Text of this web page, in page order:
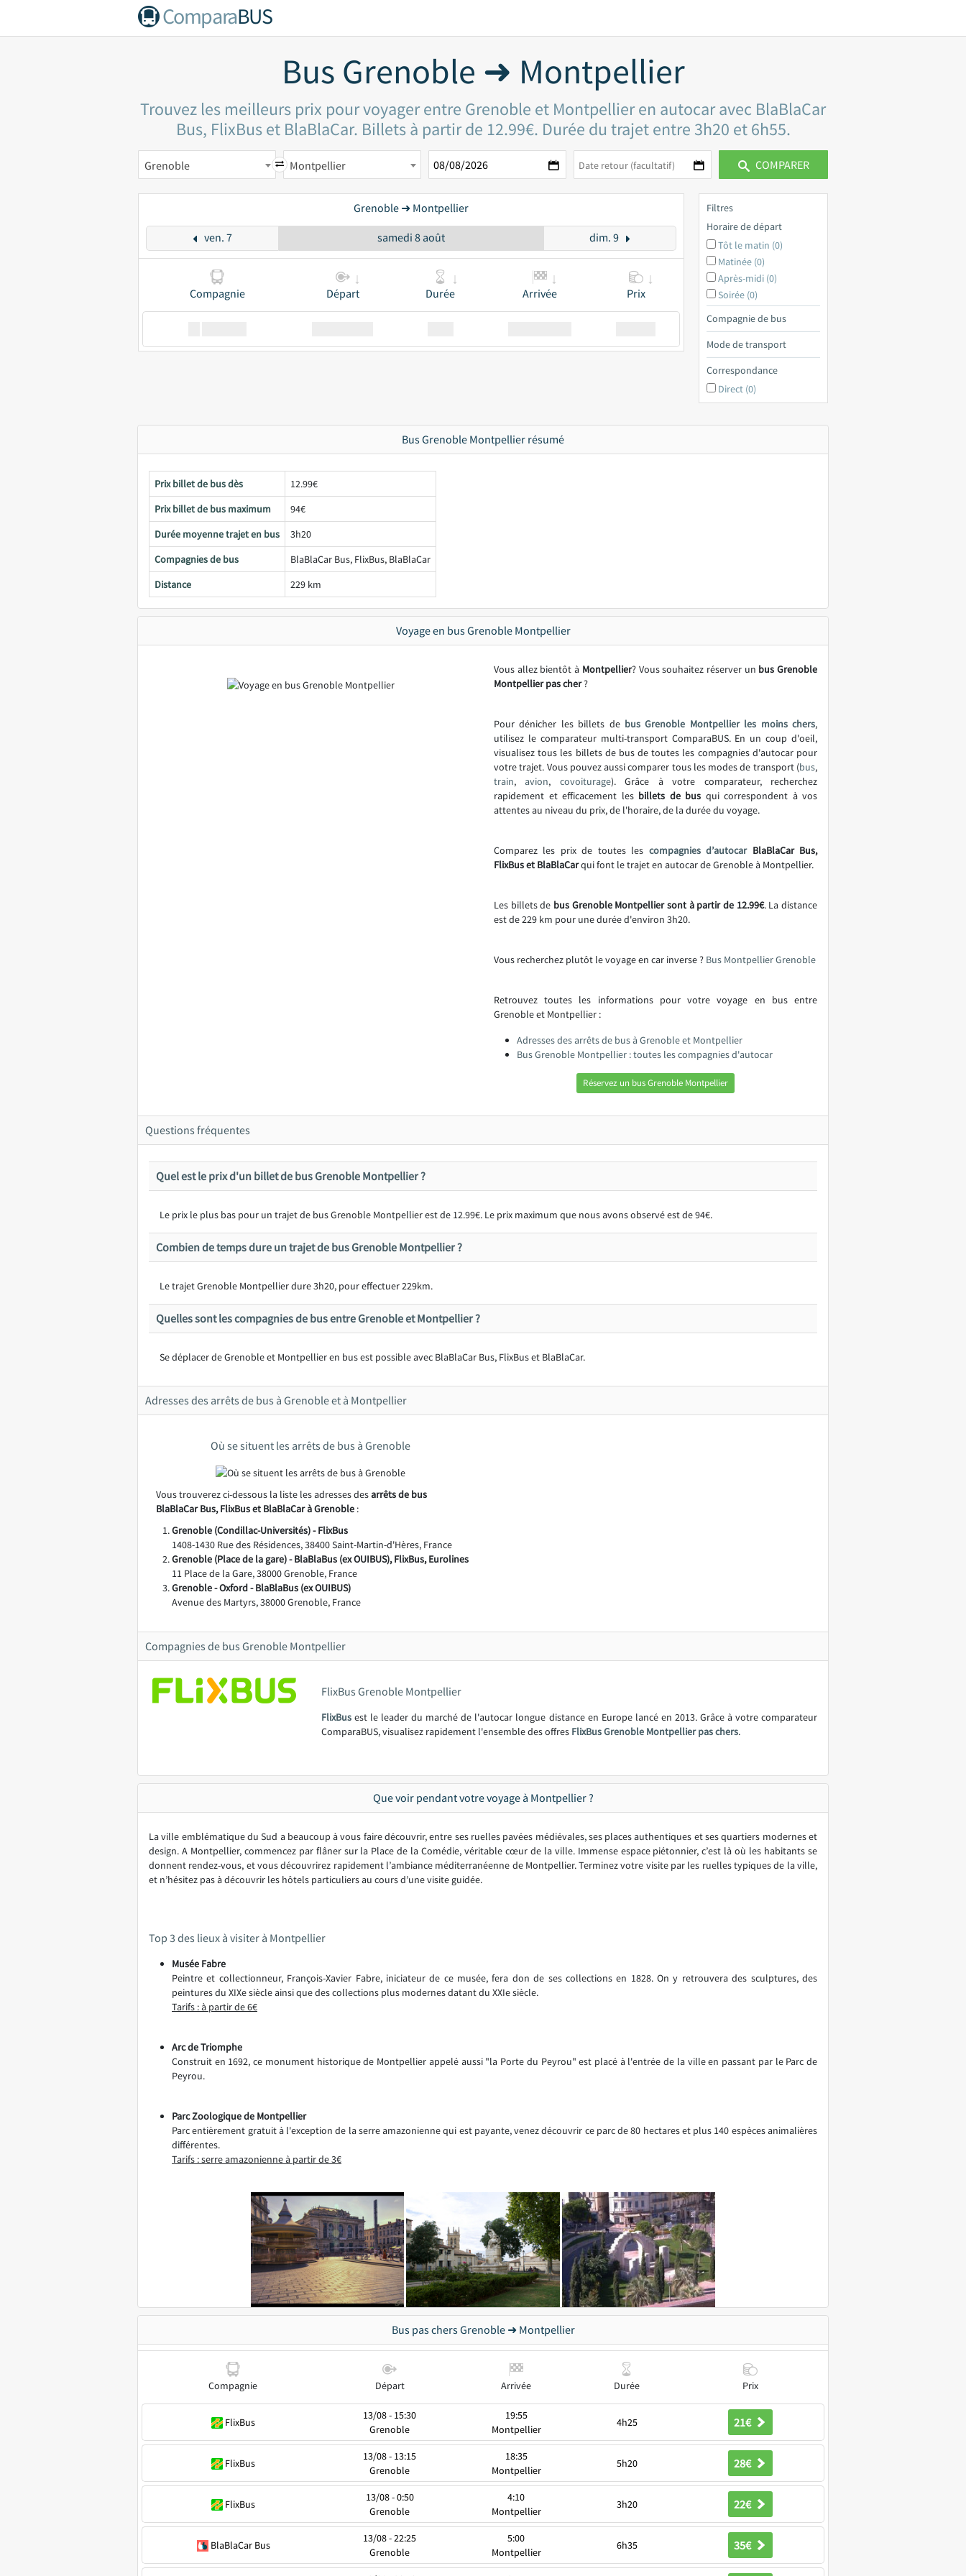
ComparaBUS
Bus Grenoble ➜ Montpellier
Trouvez les meilleurs prix pour voyager entre Grenoble et Montpellier en autocar avec BlaBlaCar
Bus, FlixBus et BlaBlaCar. Billets à partir de 12.99€. Durée du trajet entre 3h20 et 6h55.
Grenoble Montpellier COMPARER
Grenoble ➜ Montpellier
ven. 7 samedi 8 août dim. 9
Compagnie Départ Durée Arrivée Prix
Filtres
Horaire de départ
Tôt le matin (0)
Matinée (0)
Après-midi (0)
Soirée (0)
Compagnie de bus
Mode de transport
Correspondance
Direct (0)
Bus Grenoble Montpellier résumé
Prix billet de bus dès
12.99€
Prix billet de bus maximum
94€
Durée moyenne trajet en bus
3h20
Compagnies de bus
BlaBlaCar Bus, FlixBus, BlaBlaCar
Distance
229 km
Voyage en bus Grenoble Montpellier
Vous allez bientôt à Montpellier? Vous souhaitez réserver un bus Grenoble
Montpellier pas cher?
Pour dénicher les billets de bus Grenoble Montpellier les moins chers,
utilisez le comparateur multi-transport ComparaBUS. En un coup d'oeil,
visualisez tous les billets de bus de toutes les compagnies d'autocar pour
votre trajet. Vous pouvez aussi comparer tous les modes de transport (bus,
train,avion, covoiturage). Grâce à votre comparateur, recherchez
rapidement et efficacement les billets de bus qui correspondent à vos
attentes au niveau du prix, de l'horaire, de la durée du voyage.
Comparez les prix de toutes les compagnies d’autocarBlaBlaCar Bus,
FlixBus et BlaBlaCarqui font le trajet en autocar de Grenoble à Montpellier.
Les billets de bus Grenoble Montpellier sont à partir de 12.99€. La distance
est de 229 km pour une durée d'environ 3h20.
Vous recherchez plutôt le voyage en car inverse ? Bus Montpellier Grenoble
Retrouvez toutes les informations pour votre voyage en bus entre
Grenoble et Montpellier :
Adresses des arrêts de bus à Grenoble et Montpellier
Bus Grenoble Montpellier : toutes les compagnies d'autocar
Réservez un bus Grenoble Montpellier
Questions fréquentes
Quel est le prix d'un billet de bus Grenoble Montpellier ?
Le prix le plus bas pour un trajet de bus Grenoble Montpellier est de 12.99€. Le prix maximum que nous avons observé est de 94€.
Combien de temps dure un trajet de bus Grenoble Montpellier ?
Le trajet Grenoble Montpellier dure 3h20, pour effectuer 229km.
Quelles sont les compagnies de bus entre Grenoble et Montpellier ?
Se déplacer de Grenoble et Montpellier en bus est possible avec BlaBlaCar Bus, FlixBus et BlaBlaCar.
Adresses des arrêts de bus à Grenoble et à Montpellier
Où se situent les arrêts de bus à Grenoble
Vous trouverez ci-dessous la liste les adresses desarrêts de bus
BlaBlaCar Bus, FlixBus et BlaBlaCar à Grenoble :
Grenoble (Condillac-Universités) - FlixBus
1408-1430 Rue des Résidences, 38400 Saint-Martin-d'Hères, France
Grenoble (Place de la gare) - BlaBlaBus (ex OUIBUS), FlixBus, Eurolines
11 Place de la Gare, 38000 Grenoble, France
Grenoble - Oxford - BlaBlaBus (ex OUIBUS)
Avenue des Martyrs, 38000 Grenoble, France
Compagnies de bus Grenoble Montpellier
FlixBus Grenoble Montpellier
FlixBus est le leader du marché de l'autocar longue distance en Europe lancé en 2013. Grâce à votre comparateur
ComparaBUS, visualisez rapidement l'ensemble des offres FlixBus Grenoble Montpellier pas chers.
Que voir pendant votre voyage à Montpellier ?
La ville emblématique du Sud a beaucoup à vous faire découvrir, entre ses ruelles pavées médiévales, ses places authentiques et ses quartiers modernes et
design. A Montpellier, commencez par flâner sur la Place de la Comédie, véritable cœur de la ville. Immense espace piétonnier, c’est là où les habitants se
donnent rendez-vous, et vous découvrirez rapidement l’ambiance méditerranéenne de Montpellier. Terminez votre visite par les ruelles typiques de la ville,
et n’hésitez pas à découvrir les hôtels particuliers au cours d’une visite guidée.
Top 3 des lieux à visiter à Montpellier
Musée Fabre
Peintre et collectionneur, François-Xavier Fabre, iniciateur de ce musée, fera don de ses collections en 1828. On y retrouvera des sculptures, des
peintures du XIXe siècle ainsi que des collections plus modernes datant du XXIe siècle.
Tarifs : à partir de 6€
Arc de Triomphe
Construit en 1692, ce monument historique de Montpellier appelé aussi "la Porte du Peyrou" est placé à l'entrée de la ville en passant par le Parc de
Peyrou.
Parc Zoologique de Montpellier
Parc entièrement gratuit à l'exception de la serre amazonienne qui est payante, venez découvrir ce parc de 80 hectares et plus 140 espèces animalières
différentes.
Tarifs : serre amazonienne à partir de 3€
Bus pas chers Grenoble ➜ Montpellier
Compagnie Départ Arrivée Durée Prix
FlixBus
13/08 - 15:30
Grenoble
19:55
Montpellier
4h25 21€
FlixBus
13/08 - 13:15
Grenoble
18:35
Montpellier
5h20 28€
FlixBus
13/08 - 0:50
Grenoble
4:10
Montpellier
3h20 22€
BlaBlaCar Bus
13/08 - 22:25
Grenoble
5:00
Montpellier
6h35 35€